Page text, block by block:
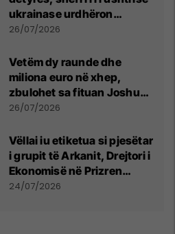
ukrainase urdhëron
kontroll të madh
26/07/2026
Vetëm dy raunde dhe
miliona euro në xhep,
zbulohet sa fituan Joshua
e Prenga
26/07/2026
Vëllai iu etiketua si pjesëtar
i grupit të Arkanit, Drejtori i
Ekonomisë në Prizren
mohon pretendimet
24/07/2026